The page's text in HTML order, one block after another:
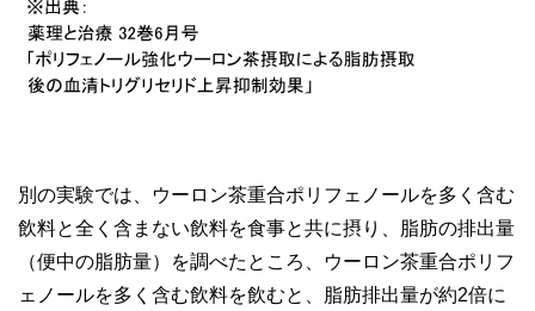
別の実験では、ウーロン茶重合ポリフェノールを多く含む
飲料と全く含まない飲料を食事と共に摂り、脂肪の排出量
（便中の脂肪量）を調べたところ、ウーロン茶重合ポリフ
ェノールを多く含む飲料を飲むと、脂肪排出量が約2倍に